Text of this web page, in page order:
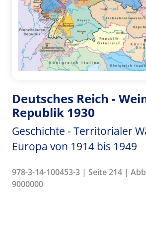
Deutsches Reich -
Republik 1930
Geschichte - Territorialer
Europa von 1914 bis 1949
978-3-14-100453-3 | Seite 214 |
9000000